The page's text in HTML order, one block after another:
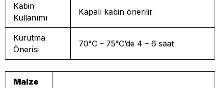
Kabin
Kullanımı
Kapalı kabin önerilir
Kurutma
Önerisi
70°C – 75°C’de 4 – 6 saat
Malze